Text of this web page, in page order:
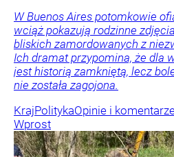
W Buenos Aires potomkowie
wciąż pokazują rodzinne
bliskich zamordowanych z
Ich dramat przypomina, że dla
jest historią zamkniętą, lecz
nie została zagojona.
KrajPolitykaOpinie i
Wprost